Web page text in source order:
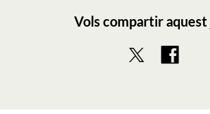
Vols compartir aquest